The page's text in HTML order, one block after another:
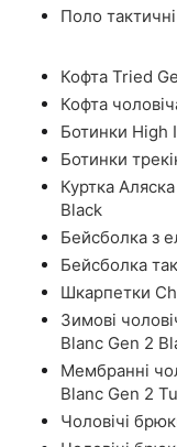
Поло тактичні
Кофта Tried
Кофта
Ботинки High
Ботинки
Куртка
Black
Бейсболка з
Бейсболка
Шкарпетки
Зимові
Blanc Gen 2
Мембранні
Blanc Gen 2
Чоловічі